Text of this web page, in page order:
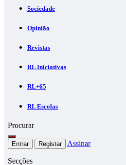
Sociedade
Opinião
Revistas
RL Iniciativas
RL+65
RL Escolas
Procurar
Entrar Registar Assinar
Secções